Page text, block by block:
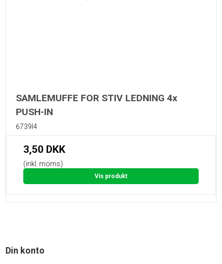
SAMLEMUFFE FOR STIV LEDNING 4x
PUSH-IN
6739I4
3,50 DKK
(inkl. moms)
Vis produkt
Din konto